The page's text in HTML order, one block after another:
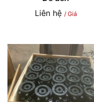
Liên hệ / Giá